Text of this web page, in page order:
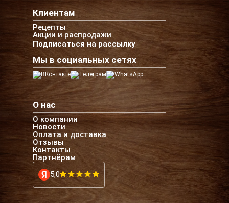
Клиентам
Рецепты
Акции и распродажи
Подписаться на рассылку
Мы в социальных сетях
О нас
О компании
Новости
Оплата и доставка
Отзывы
Контакты
Партнёрам
5,0